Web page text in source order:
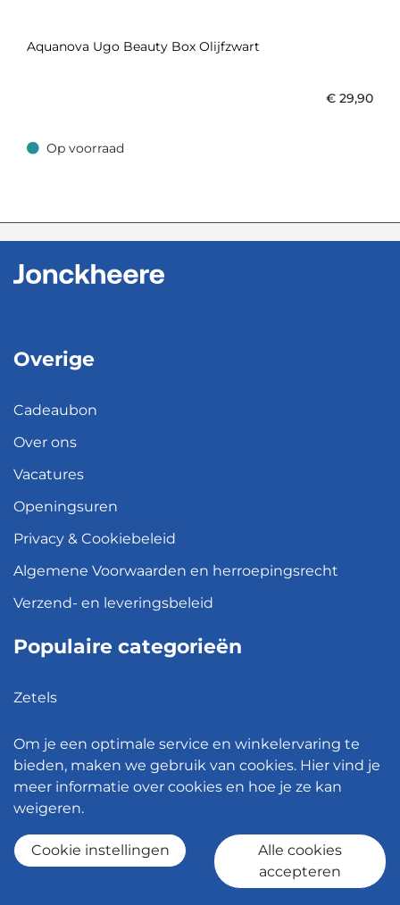
Aquanova Ugo Beauty Box Olijfzwart
€ 29,90
Op voorraad
Op voorraad
Overige
Cadeaubon
Over ons
Vacatures
Openingsuren
Privacy & Cookiebeleid
Algemene Voorwaarden en herroepingsrecht
Verzend- en leveringsbeleid
Populaire categorieën
Zetels
Hanglampen
Bureaustoelen
© 2026 - Meubelen Jonckheere -
Om je een optimale service en winkelervaring te
bieden, maken we gebruik van cookies. Hier vind je
meer informatie over cookies en hoe je ze kan
weigeren.
Cookie instellingen
Alle cookies
accepteren